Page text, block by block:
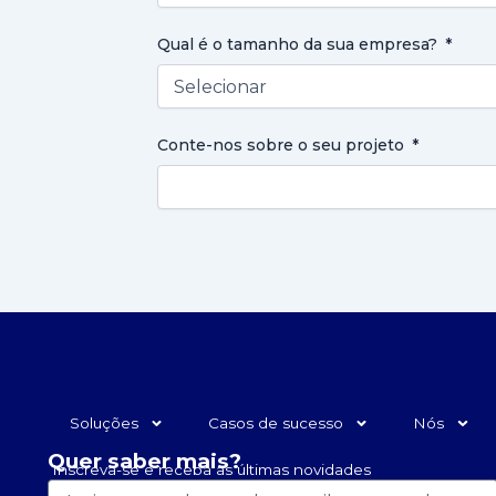
Qual é o tamanho da sua empresa?
Conte-nos sobre o seu projeto
Soluções Casos de sucesso Nós
Quer saber mais?
Inscreva-se e receba as últimas novidades